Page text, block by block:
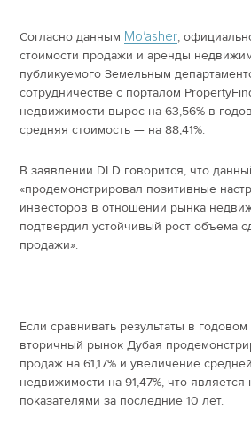
Согласно данным Mo’asher,
стоимости продажи и аренды
публикуемого Земельным
сотрудничестве с порталом
недвижимости вырос на 63,56% в
средняя стоимость — на 88,41%.
В заявлении DLD говорится, что
«продемонстрировал позитивные
инвесторов в отношении рынка
подтвердил устойчивый рост объема
продажи».
Если сравнивать результаты в
вторичный рынок Дубая
продаж на 61,17% и увеличение
недвижимости на 91,47%, что
показателями за последние 10 лет.